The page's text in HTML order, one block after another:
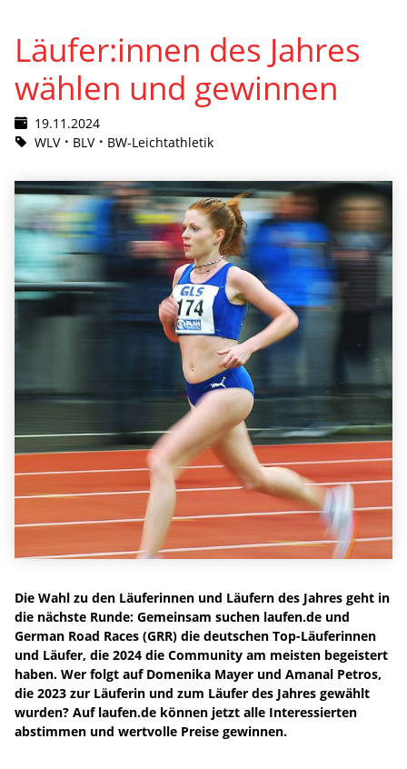
Läufer:innen des Jahres
wählen und gewinnen
19.11.2024
WLV
BLV BW-Leichtathletik
Die Wahl zu den Läuferinnen und Läufern des Jahres geht in
die nächste Runde: Gemeinsam suchen laufen.de und
German Road Races (GRR) die deutschen Top-Läuferinnen
und Läufer, die 2024 die Community am meisten begeistert
haben. Wer folgt auf Domenika Mayer und Amanal Petros,
die 2023 zur Läuferin und zum Läufer des Jahres gewählt
wurden? Auf laufen.de können jetzt alle Interessierten
abstimmen und wertvolle Preise gewinnen.